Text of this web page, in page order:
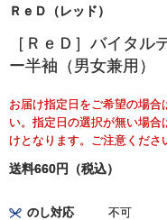
ＲｅＤ（レッド）
［ＲｅＤ］バイタ
ー半袖（男女兼用）
お届け指定日をご希望の場合
い。指定日の選択が無い場
けとなります。ご注意くださ
送料660円（税込）
のし対応 不可